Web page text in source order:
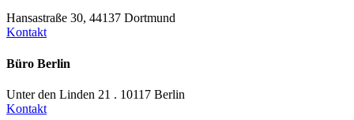
Hansastraße 30, 44137 Dortmund
Kontakt
Büro Berlin
Unter den Linden 21 . 10117 Berlin
Kontakt